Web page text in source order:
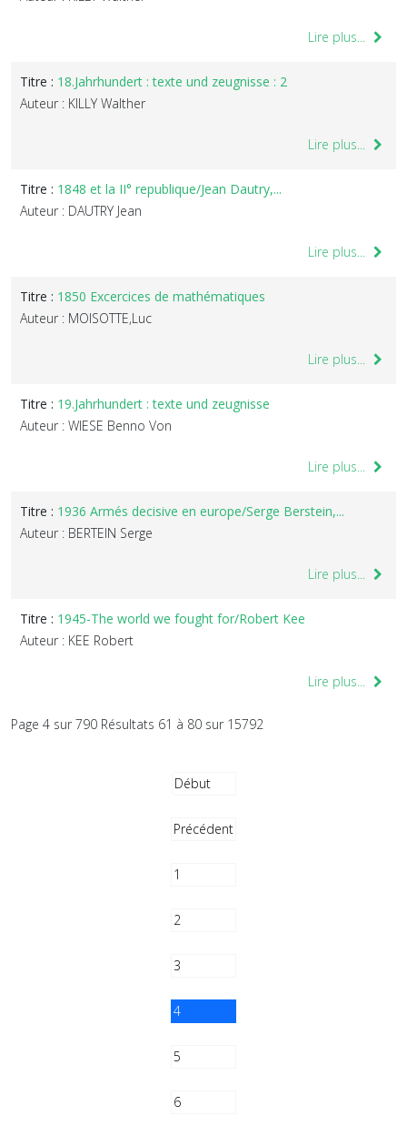
Lire plus...
Titre : 18.Jahrhundert : texte und zeugnisse : 2
Auteur : KILLY Walther
Lire plus...
Titre : 1848 et la II° republique/Jean Dautry,...
Auteur : DAUTRY Jean
Lire plus...
Titre : 1850 Excercices de mathématiques
Auteur : MOISOTTE,Luc
Lire plus...
Titre : 19.Jahrhundert : texte und zeugnisse
Auteur : WIESE Benno Von
Lire plus...
Titre : 1936 Armés decisive en europe/Serge Berstein,...
Auteur : BERTEIN Serge
Lire plus...
Titre : 1945-The world we fought for/Robert Kee
Auteur : KEE Robert
Lire plus...
Page 4 sur 790 Résultats 61 à 80 sur 15792
Début
Précédent
1
2
3
4
5
6